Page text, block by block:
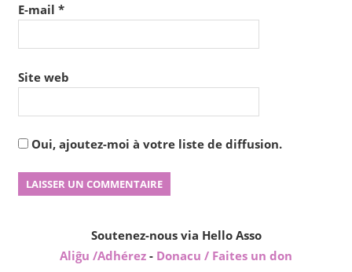
E-mail *
Site web
Oui, ajoutez-moi à votre liste de diffusion.
Soutenez-nous via Hello Asso
Aliĝu /Adhérez - Donacu / Faites un don